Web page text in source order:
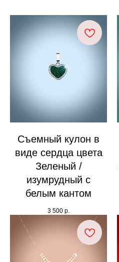
Съемный кулон в
виде сердца цвета
Зеленый /
изумрудный с
белым кантом
3 500 р.